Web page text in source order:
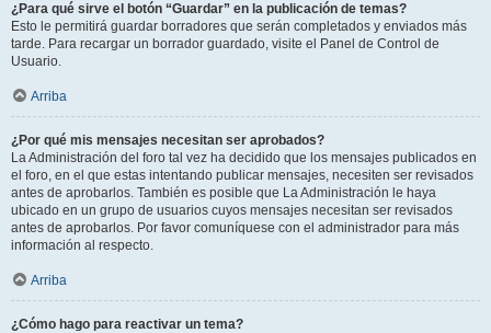
¿Para qué sirve el botón “Guardar” en la publicación de temas?
Esto le permitirá guardar borradores que serán completados y enviados más
tarde. Para recargar un borrador guardado, visite el Panel de Control de
Usuario.
Arriba
¿Por qué mis mensajes necesitan ser aprobados?
La Administración del foro tal vez ha decidido que los mensajes publicados en
el foro, en el que estas intentando publicar mensajes, necesiten ser revisados
antes de aprobarlos. También es posible que La Administración le haya
ubicado en un grupo de usuarios cuyos mensajes necesitan ser revisados
antes de aprobarlos. Por favor comuníquese con el administrador para más
información al respecto.
Arriba
¿Cómo hago para reactivar un tema?